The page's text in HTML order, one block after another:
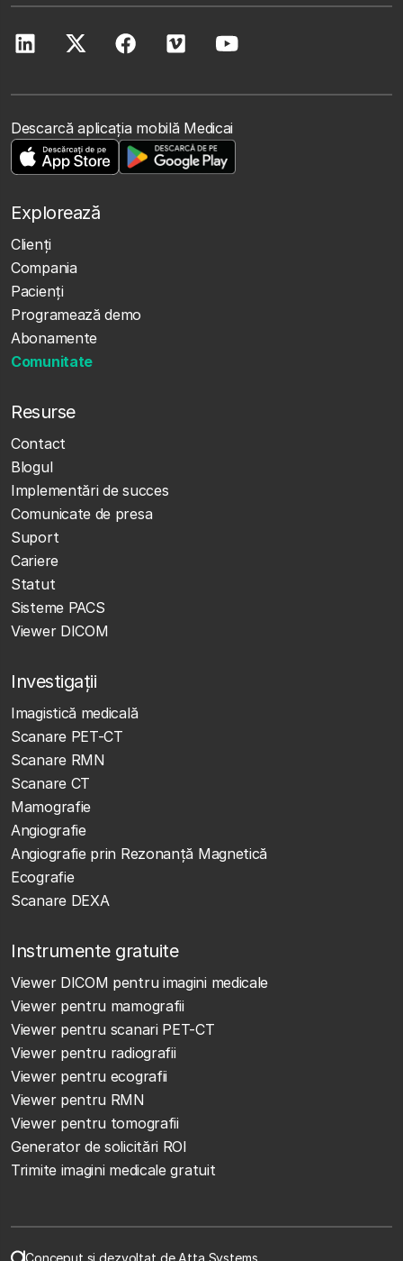
Descarcă aplicația mobilă Medicai
Explorează
Clienţi
Compania
Pacienți
Programează demo
Abonamente
Comunitate
Resurse
Contact
Blogul
Implementări de succes
Comunicate de presa
Suport
Cariere
Statut
Sisteme PACS
Viewer DICOM
Investigații
Imagistică medicală
Scanare PET-CT
Scanare RMN
Scanare CT
Mamografie
Angiografie
Angiografie prin Rezonanță Magnetică
Ecografie
Scanare DEXA
Instrumente gratuite
Viewer DICOM pentru imagini medicale
Viewer pentru mamografii
Viewer pentru scanari PET-CT
Viewer pentru radiografii
Viewer pentru ecografii
Viewer pentru RMN
Viewer pentru tomografii
Generator de solicitări ROI
Trimite imagini medicale gratuit
Conceput și dezvoltat de Atta Systems